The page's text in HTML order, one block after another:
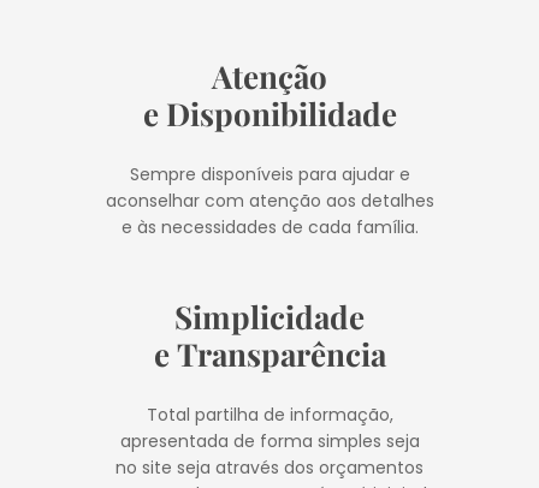
Atenção
e Disponibilidade
Sempre disponíveis para ajudar e
aconselhar com atenção aos detalhes
e às necessidades de cada família.
Simplicidade
e Transparência
Total partilha de informação,
apresentada de forma simples seja
no site seja através dos orçamentos